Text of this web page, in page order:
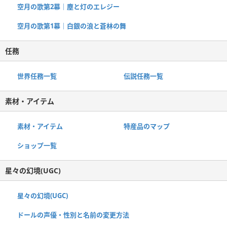
空月の歌第2幕｜塵と灯のエレジー
空月の歌第1幕｜白銀の浪と蒼林の舞
任務
世界任務一覧 伝説任務一覧
素材・アイテム
素材・アイテム 特産品のマップ
ショップ一覧
星々の幻境(UGC)
星々の幻境(UGC)
ドールの声優・性別と名前の変更方法